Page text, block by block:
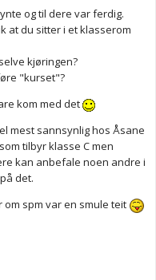
og til dere var ferdig.
at du sitter i et klasserom
kjøringen?
"kurset"?
kom med det
mest sannsynlig hos Åsane
tilbyr klasse C men
kan anbefale noen andre i
det.
spm var en smule teit